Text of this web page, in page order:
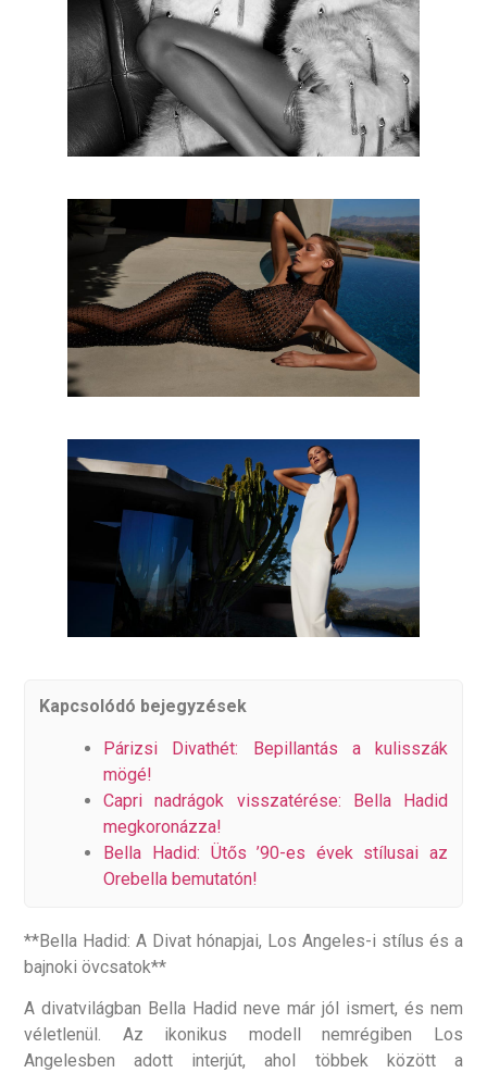
Kapcsolódó bejegyzések
Párizsi Divathét: Bepillantás a kulisszák
mögé!
Capri nadrágok visszatérése: Bella Hadid
megkoronázza!
Bella Hadid: Ütős ’90-es évek stílusai az
Orebella bemutatón!
**Bella Hadid: A Divat hónapjai, Los Angeles-i stílus és a
bajnoki övcsatok**
A divatvilágban Bella Hadid neve már jól ismert, és nem
véletlenül. Az ikonikus modell nemrégiben Los
Angelesben adott interjút, ahol többek között a